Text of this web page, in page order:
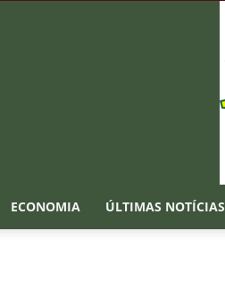
ECONOMIA ÚLTIMAS NOTÍCIAS